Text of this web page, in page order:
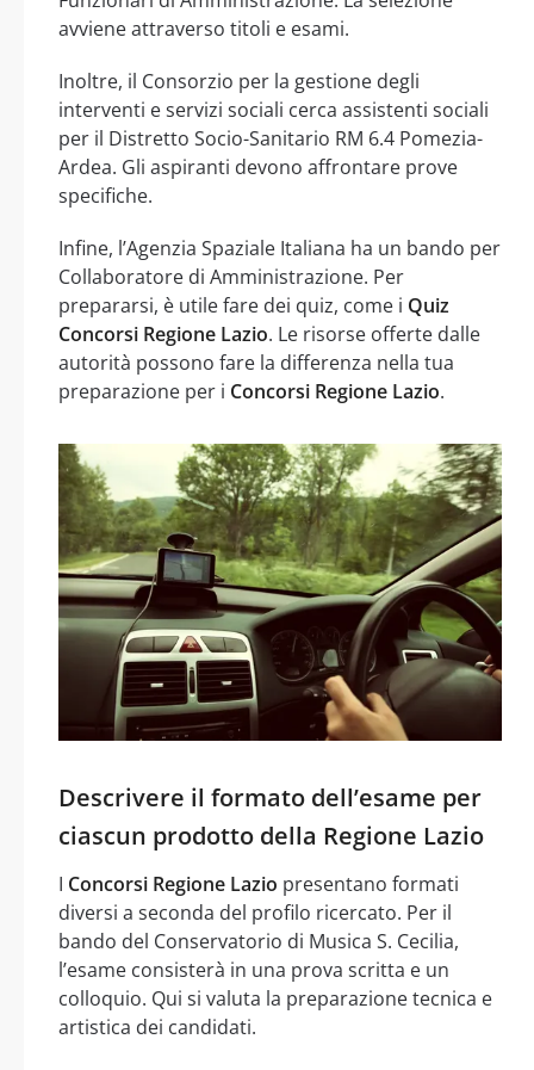
avviene attraverso titoli e esami.
Inoltre, il Consorzio per la gestione degli
interventi e servizi sociali cerca assistenti sociali
per il Distretto Socio-Sanitario RM 6.4 Pomezia-
Ardea. Gli aspiranti devono affrontare prove
specifiche.
Infine, l’Agenzia Spaziale Italiana ha un bando per
Collaboratore di Amministrazione. Per
prepararsi, è utile fare dei quiz, come i Quiz
Concorsi Regione Lazio. Le risorse offerte dalle
autorità possono fare la differenza nella tua
preparazione per i Concorsi Regione Lazio.
Descrivere il formato dell’esame per
ciascun prodotto della Regione Lazio
I Concorsi Regione Lazio presentano formati
diversi a seconda del profilo ricercato. Per il
bando del Conservatorio di Musica S. Cecilia,
l’esame consisterà in una prova scritta e un
colloquio. Qui si valuta la preparazione tecnica e
artistica dei candidati.